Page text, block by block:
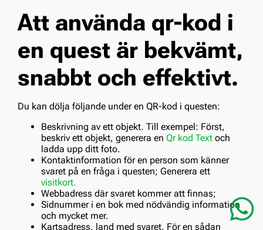
Att använda qr-kod i
en quest är bekvämt,
snabbt och effektivt.
Du kan dölja följande under en QR-kod i questen:
Beskrivning av ett objekt. Till exempel: Först,
beskriv ett objekt, generera en Qr kod Text och
ladda upp ditt foto.
Kontaktinformation för en person som känner
svaret på en fråga i questen; Generera ett
visitkort.
Webbadress där svaret kommer att finnas;
Sidnummer i en bok med nödvändig information
och mycket mer.
Kartsadress, land med svaret. För en sådan